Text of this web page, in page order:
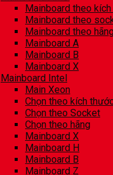
Mainboard theo
Mainboard theo
Mainboard theo
Mainboard A
Mainboard B
Mainboard X
Mainboard Intel
Main Xeon
Chọn theo kích
Chọn theo Socket
Chọn theo hãng
Mainboard X
Mainboard H
Mainboard B
Mainboard Z